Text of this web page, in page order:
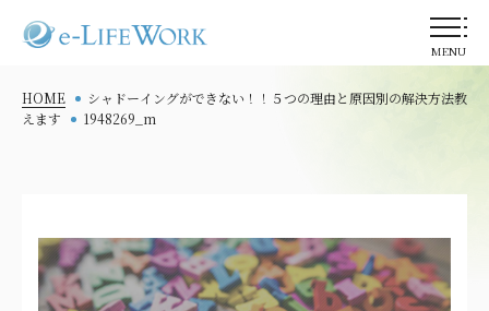
MENU
HOME
シャドーイングができない！！５つの理由と原因別の解決方法教
えます
1948269_m